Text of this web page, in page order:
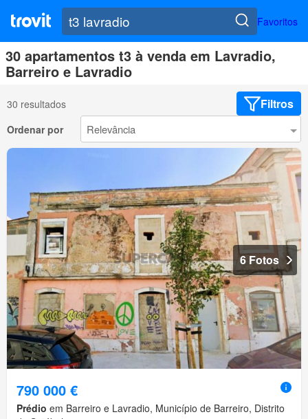
Favoritos
30 apartamentos t3 à venda em Lavradio,
Barreiro e Lavradio
30 resultados Filtros
Ordenar por
6 Fotos
790 000 €
Prédio em Barreiro e Lavradio, Município de Barreiro, Distrito